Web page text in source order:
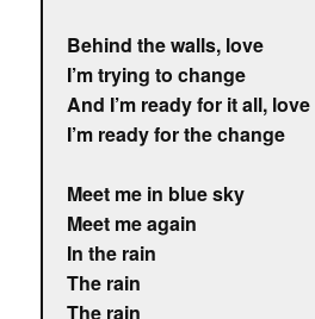
Behind the walls, love
I’m trying to change
And I’m ready for it all, love
I’m ready for the change
Meet me in blue sky
Meet me again
In the rain
The rain
The rain